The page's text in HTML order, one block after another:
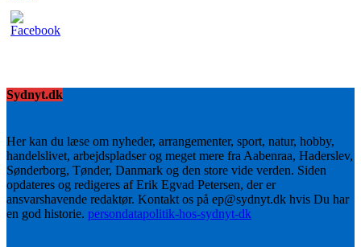
Sydnyt.dk
Her kan du læse om nyheder, arrangementer, sport, natur, hobby,
handelslivet, arbejdspladser og meget mere fra Aabenraa, Haderslev,
Sønderborg, Tønder, Danmark og den store vide verden. Siden
opdateres og redigeres af Erik Egvad Petersen, der er
ansvarshavende redaktør. Kontakt os på ep@sydnyt.dk hvis Du har
en god historie. persondatapolitik-hos-sydnyt-dk